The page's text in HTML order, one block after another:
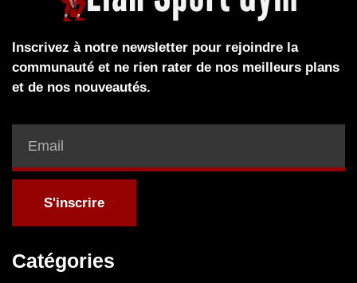
Inscrivez à notre newsletter pour rejoindre la
communauté et ne rien rater de nos meilleurs plans
et de nos nouveautés.
S'inscrire
Catégories